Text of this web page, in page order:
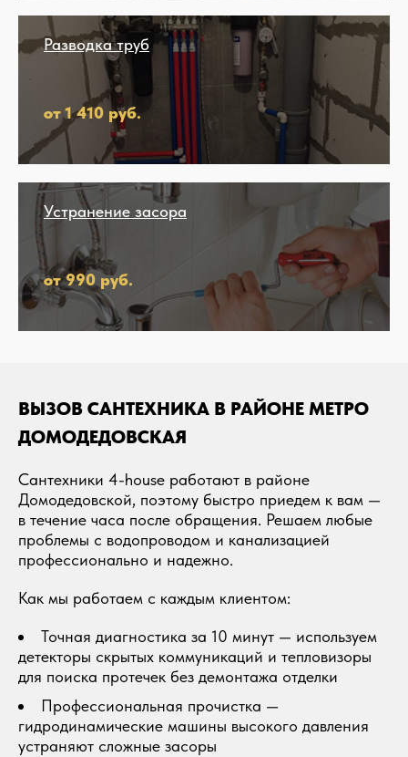
Разводка труб
от 1 410 руб.
Устранение засора
от 990 руб.
ВЫЗОВ САНТЕХНИКА В РАЙОНЕ МЕТРО
ДОМОДЕДОВСКАЯ
Сантехники 4-house работают в районе
Домодедовской, поэтому быстро приедем к вам —
в течение часа после обращения. Решаем любые
проблемы с водопроводом и канализацией
профессионально и надежно.
Как мы работаем с каждым клиентом:
Точная диагностика за 10 минут — используем
детекторы скрытых коммуникаций и тепловизоры
для поиска протечек без демонтажа отделки
Профессиональная прочистка —
гидродинамические машины высокого давления
устраняют сложные засоры